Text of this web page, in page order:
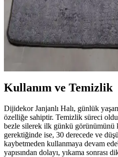
Banyo Güvenliği ve Estetiği
ve Bakım İpuçları
Banyo paspasları, kaymaz taban
ve hijyen sağlar. 2'li modeller,
Kullanım ve Temizlik
Dijidekor Janjanlı Halı, günlük
özelliğe sahiptir. Temizlik süreci
bezle silerek ilk günkü görünümünü
gerektiğinde ise, 30 derecede ve
kaybetmeden kullanmaya devam
yapısından dolayı, yıkama sonrası